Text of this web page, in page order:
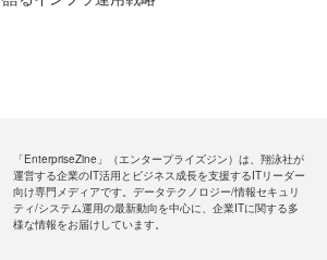
「EnterpriseZine」（エンタープライズジン）は、翔泳社が
運営する企業のIT活用とビジネス成長を支援するITリーダー
向け専門メディアです。データテクノロジー/情報セキュリ
ティ/システム運用の最新動向を中心に、企業ITに関する多
様な情報をお届けしています。